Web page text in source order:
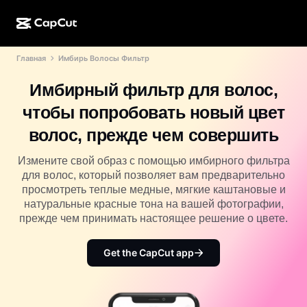
Веб-версия CapCut
CapCut Pad
Мобильная версия CapCut
Dreamina AI
Pippit AI
ИИ-генерация
ИИ-дизайн
ИИ-генератор видео
ИИ-генератор изображений
Улучшение изображений от ИИ
Dreamina Seedance 2.5
Nano Banana Pro
ИИ-инструменты
Редактор и генератор видео
Редактор и генератор изображений
Редактор и генератор голоса
Еще
Варианты использования
Праздничные шаблоны
Еще
Шаблоны календарей
Шаблоны для годовщин
Сообщество
Инициативы
Партнеры
Программа первопроходцев
Креативный кампус CapCut
Главная Имбирь Волосы Фильтр
Имбирный фильтр для волос,
чтобы попробовать новый цвет
волос, прежде чем совершить
Измените свой образ с помощью имбирного фильтра
для волос, который позволяет вам предварительно
просмотреть теплые медные, мягкие каштановые и
натуральные красные тона на вашей фотографии,
прежде чем принимать настоящее решение о цвете.
Get the CapCut app